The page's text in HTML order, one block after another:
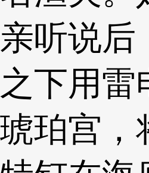
亲听说后
之下用雷
琥珀宫，